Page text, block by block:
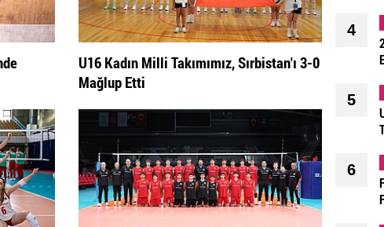
U16 Kadın Milli Takımımız, Sırbistan'ı 3-0
Mağlup Etti
4
5
6